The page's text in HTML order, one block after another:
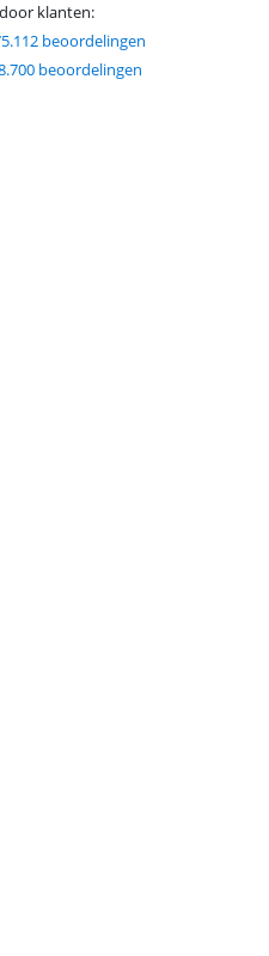
klanten:
beoordelingen
beoordelingen